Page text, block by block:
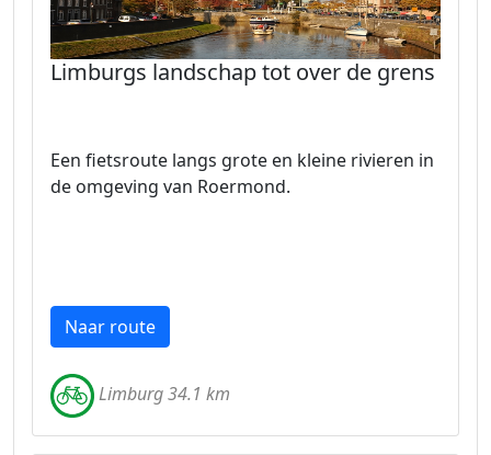
Limburgs landschap tot over de grens
Een fietsroute langs grote en kleine rivieren in
de omgeving van Roermond.
Naar route
Limburg 34.1 km